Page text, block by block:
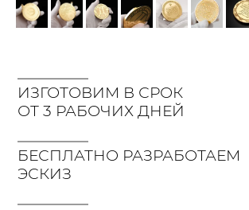
ИЗГОТОВИМ В СРОК
ОТ 3 РАБОЧИХ ДНЕЙ
БЕСПЛАТНО РАЗРАБОТАЕМ
ЭСКИЗ